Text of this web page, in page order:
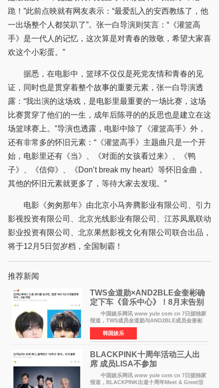
跪！”此前点映就有网友表示：“最爱乱入的安西教练了，他
一出场整个人都笑趴了”。张一白导演则笑言：“《灌篮高
手》是一代人的记忆，这次算是对青春的致敬，希望大家喜
欢这个小彩蛋。”
据悉，在电影中，篮球不仅仅是死党友情和青春的见
证，同时也是贯穿着整个故事的重要元素，张一白导演透
露：“我出演的这场戏，是电影里最重要的一场比赛，这场
比赛贯穿了他们的一生，成年后陈寻的的反思也是建立在这
场篮球赛上。”导演也透露，电影中除了《灌篮高手》外，
还有非常多的怀旧元素：“《灌篮高手》主题曲只是一个开
始，电影里还有《当》、《对面的女孩看过来》、《鸭
子》、《信仰》、《Don’t break my heart》等怀旧金曲，
其他的怀旧元素就更多了，等待大家去发现。”
电影《匆匆那年》由北京小马奔腾影业有限公司、引力
影视投资有限公司、北京光线影业有限公司、江苏凤凰联动
影业投资有限公司、北京果然影视文化有限公司联合出品，
将于12月5日贺岁档，全国制霸！‍
推荐新闻
TWS金道勋×AND2BLE金奎彬确
定下车《音乐中心》！8月末告别
MC席位
中国娱乐网讯 www yule com cn 7日据独家
报道，TWS成员金道勋与AND2BLE成员金奎彬
将于8月离开《音乐中心》MC的位置。 金道
勋与金奎彬于去年3月与H2H A-NA一起被选为
《音乐中心》MC，约1
韩国娱乐
BLACKPINK十周年活动三人出
席 成员LISA不参加
中国娱乐网讯 www yule com cn 7日据独家
报道，BLACKPINK出道十周年Meet & Greet活